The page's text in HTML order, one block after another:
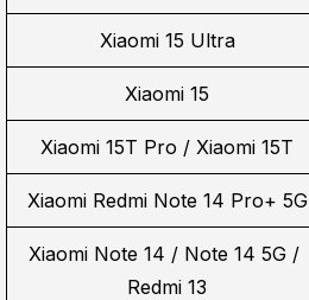
Xiaomi 15 Ultra
Xiaomi 15
Xiaomi 15T Pro / Xiaomi 15T
Xiaomi Redmi Note 14 Pro+ 5G
Xiaomi Note 14 / Note 14 5G /
Redmi 13